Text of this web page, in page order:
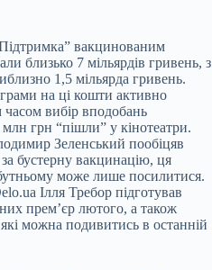
вакцинованим
близько 7 мільярдів гривень, з
1,5 мільярда гривень.
на ці кошти активно
вибір вподобань
грн “пішли” у кінотеатри.
Зеленський пообіцяв
бустерну вакцинацію, ця
може лише посилитися.
Ілля Требор підготував
прем’єр лютого, а також
які можна подивитись в останній